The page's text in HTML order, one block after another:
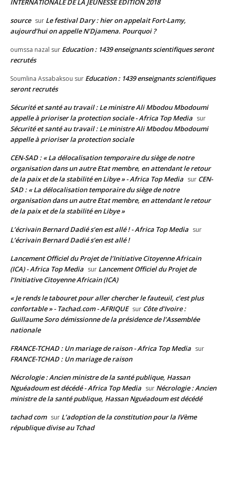
source sur Le festival Dary : hier on appelait Fort-Lamy,
aujourd’hui on appelle N’Djamena. Pourquoi ?
oumssa nazal sur Education : 1439 enseignants scientifiques seront
recrutés
Soumlina Assabaksou sur Education : 1439 enseignants scientifiques
seront recrutés
Sécurité et santé au travail : Le ministre Ali Mbodou Mbodoumi
appelle à prioriser la protection sociale - Africa Top Media sur
Sécurité et santé au travail : Le ministre Ali Mbodou Mbodoumi
appelle à prioriser la protection sociale
CEN-SAD : « La délocalisation temporaire du siège de notre
organisation dans un autre Etat membre, en attendant le retour
de la paix et de la stabilité en Libye » - Africa Top Media sur CEN-
SAD : « La délocalisation temporaire du siège de notre
organisation dans un autre Etat membre, en attendant le retour
de la paix et de la stabilité en Libye »
L’écrivain Bernard Dadié s’en est allé ! - Africa Top Media sur
L’écrivain Bernard Dadié s’en est allé !
Lancement Officiel du Projet de l’Initiative Citoyenne Africain
(ICA) - Africa Top Media sur Lancement Officiel du Projet de
l’Initiative Citoyenne Africain (ICA)
« Je rends le tabouret pour aller chercher le fauteuil, c’est plus
confortable » - Tachad.com - AFRIQUE sur Côte d’Ivoire :
Guillaume Soro démissionne de la présidence de l’Assemblée
nationale
FRANCE-TCHAD : Un mariage de raison - Africa Top Media sur
FRANCE-TCHAD : Un mariage de raison
Nécrologie : Ancien ministre de la santé publique, Hassan
Nguéadoum est décédé - Africa Top Media sur Nécrologie : Ancien
ministre de la santé publique, Hassan Nguéadoum est décédé
tachad com sur L’adoption de la constitution pour la IVème
république divise au Tchad